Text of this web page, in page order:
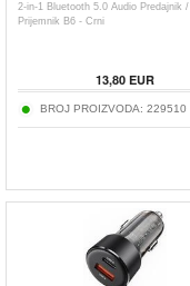
2-in-1 Bluetooth 5.0 Audio Predajnik /
Prijemnik B6 - Crni
13,80EUR
BROJ PROIZVODA: 229510